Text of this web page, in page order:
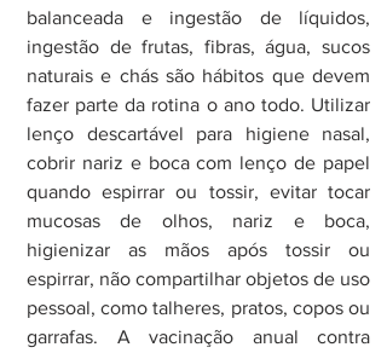
balanceada e ingestão de líquidos,
ingestão de frutas, fibras, água, sucos
naturais e chás são hábitos que devem
fazer parte da rotina o ano todo. Utilizar
lenço descartável para higiene nasal,
cobrir nariz e boca com lenço de papel
quando espirrar ou tossir, evitar tocar
mucosas de olhos, nariz e boca,
higienizar as mãos após tossir ou
espirrar, não compartilhar objetos de uso
pessoal, como talheres, pratos, copos ou
garrafas. A vacinação anual contra